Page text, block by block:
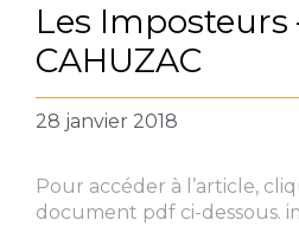
Les Imposteurs
CAHUZAC
28 janvier 2018
Pour accéder à l’article,
document pdf ci-dessous.